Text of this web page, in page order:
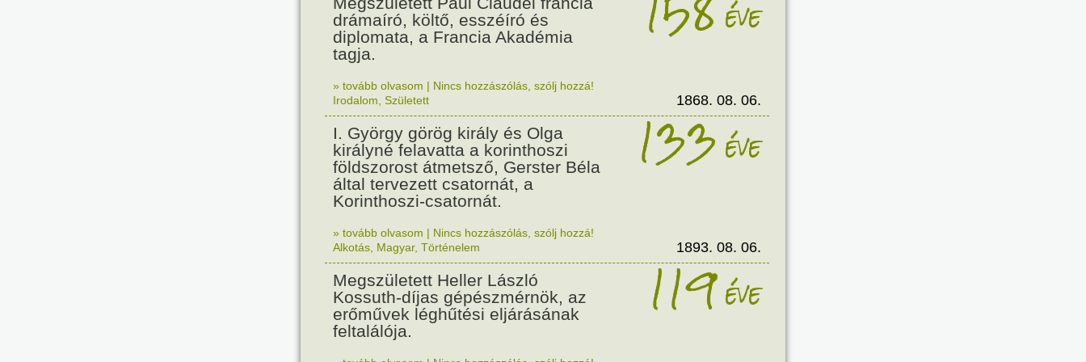
drámaíró, költő, esszéíró és
diplomata, a Francia Akadémia
tagja.
éve
» tovább olvasom | Nincs hozzászólás, szólj hozzá!
Irodalom Született 1868. 08. 06.
I. György görög király és Olga
királyné felavatta a korinthoszi
földszorost átmetsző, Gerster Béla
által tervezett csatornát, a
Korinthoszi-csatornát.
133éve
» tovább olvasom | Nincs hozzászólás, szólj hozzá!
Alkotás Magyar, Történelem 1893. 08. 06.
Megszületett Heller László
Kossuth-díjas gépészmérnök, az
erőművek léghűtési eljárásának
feltalálója.
119éve